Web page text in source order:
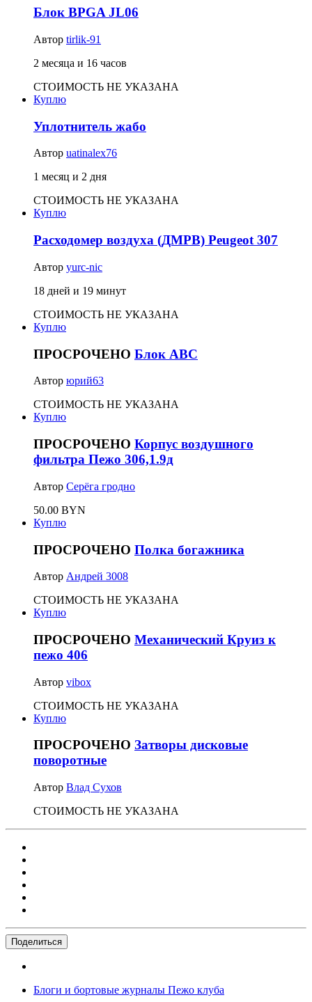
Блок BPGA JL06
Автор tirlik-91
2 месяца и 16 часов
СТОИМОСТЬ НЕ УКАЗАНА
Куплю
Уплотнитель жабо
Автор uatinalex76
1 месяц и 2 дня
СТОИМОСТЬ НЕ УКАЗАНА
Куплю
Расходомер воздуха (ДМРВ) Peugeot 307
Автор yurc-nic
18 дней и 19 минут
СТОИМОСТЬ НЕ УКАЗАНА
Куплю
ПРОСРОЧЕНО Блок АВС
Автор юрий63
СТОИМОСТЬ НЕ УКАЗАНА
Куплю
ПРОСРОЧЕНО Корпус воздушного
фильтра Пежо 306,1.9д
Автор Серёга гродно
50.00 BYN
Куплю
ПРОСРОЧЕНО Полка богажника
Автор Андрей 3008
СТОИМОСТЬ НЕ УКАЗАНА
Куплю
ПРОСРОЧЕНО Механический Круиз к
пежо 406
Автор vibox
СТОИМОСТЬ НЕ УКАЗАНА
Куплю
ПРОСРОЧЕНО Затворы дисковые
поворотные
Автор Влад Сухов
СТОИМОСТЬ НЕ УКАЗАНА
Поделиться
Блоги и бортовые журналы Пежо клуба